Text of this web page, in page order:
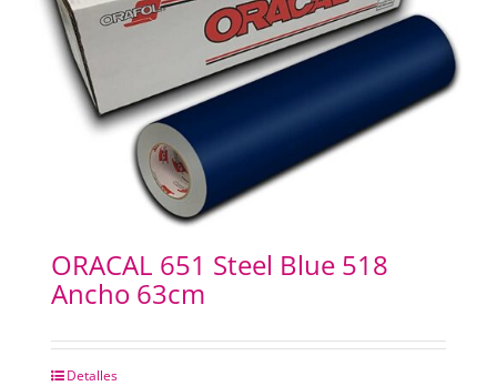
ORACAL 651 Steel Blue 518
Ancho 63cm
Detalles